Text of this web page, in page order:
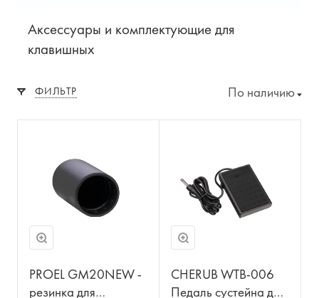
Аксессуары и комплектующие для
клавишных
ФИЛЬТР По наличию
PROEL GM20NEW -
резинка для
CHERUB WTB-006
Педаль сустейна для